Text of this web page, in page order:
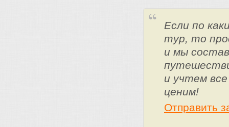
Если по
тур, то
и мы
и учтем
ценим!
Отправить